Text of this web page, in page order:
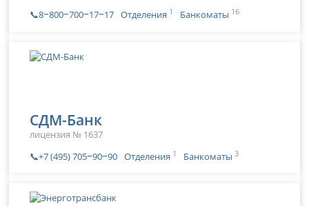
📞8‒800‒700‒17‒17 Отделения 1 Банкоматы 16
СДМ-Банк
лицензия № 1637
📞+7 (495) 705‒90‒90 Отделения 1 Банкоматы 3